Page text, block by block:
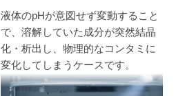
液体のpHが意図せず変動すること
で、溶解していた成分が突然結晶
化・析出し、物理的なコンタミに
変化してしまうケースです。